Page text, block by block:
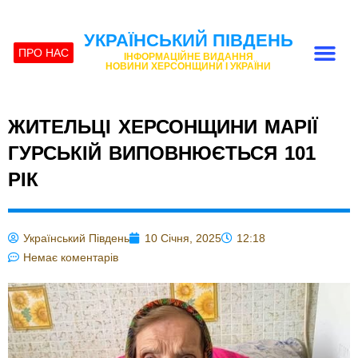
ПРО НАС
УКРАЇНСЬКИЙ ПІВДЕНЬ
ІНФОРМАЦІЙНЕ ВИДАННЯ
НОВИНИ ХЕРСОНЩИНИ І УКРАЇНИ
ЖИТЕЛЬЦІ ХЕРСОНЩИНИ МАРІЇ
ГУРСЬКІЙ ВИПОВНЮЄТЬСЯ 101
РІК
Український Південь 10 Січня, 2025
12:18
Немає коментарів